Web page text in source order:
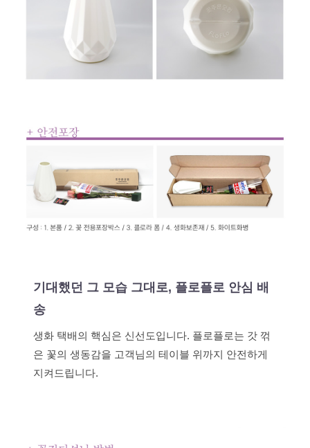
기대했던 그 모습 그대로, 플로플로 안심 배
송
생화 택배의 핵심은 신선도입니다. 플로플로는 갓 꺾
은 꽃의 생동감을 고객님의 테이블 위까지 안전하게
지켜드립니다.